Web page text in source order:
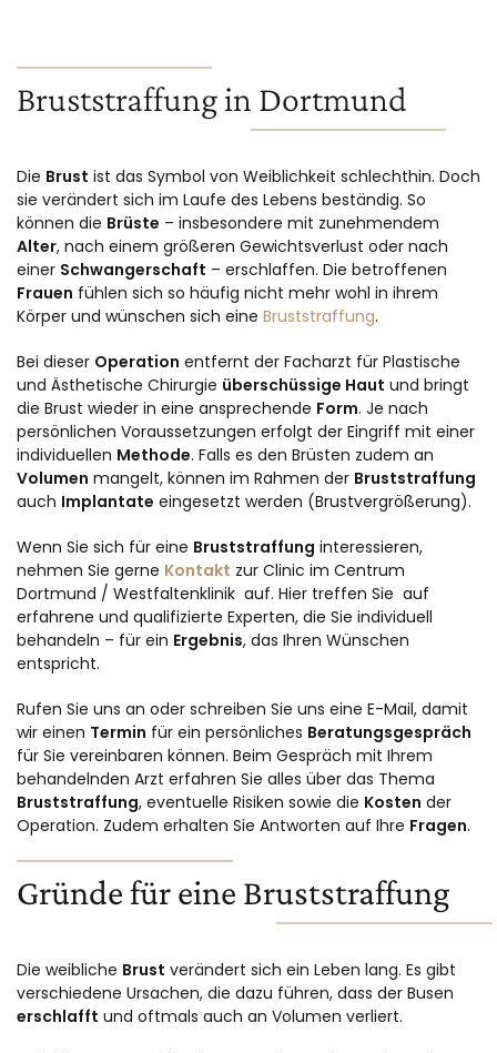
Bruststraffung in Dortmund
Die Brust ist das Symbol von Weiblichkeit schlechthin. Doch
sie verändert sich im Laufe des Lebens beständig. So
können die Brüste – insbesondere mit zunehmendem
Alter, nach einem größeren Gewichtsverlust oder nach
einer Schwangerschaft – erschlaffen. Die betroffenen
Frauen fühlen sich so häufig nicht mehr wohl in ihrem
Körper und wünschen sich eine Bruststraffung.
Bei dieser Operation entfernt der Facharzt für Plastische
und Ästhetische Chirurgie überschüssige Haut und bringt
die Brust wieder in eine ansprechende Form. Je nach
persönlichen Voraussetzungen erfolgt der Eingriff mit einer
individuellen Methode. Falls es den Brüsten zudem an
Volumen mangelt, können im Rahmen der Bruststraffung
auch Implantate eingesetzt werden (Brustvergrößerung).
Wenn Sie sich für eine Bruststraffung interessieren,
nehmen Sie gerne Kontakt zur Clinic im Centrum
Dortmund / Westfaltenklinik auf. Hier treffen Sie auf
erfahrene und qualifizierte Experten, die Sie individuell
behandeln – für ein Ergebnis, das Ihren Wünschen
entspricht.
Rufen Sie uns an oder schreiben Sie uns eine E-Mail, damit
wir einen Termin für ein persönliches Beratungsgespräch
für Sie vereinbaren können. Beim Gespräch mit Ihrem
behandelnden Arzt erfahren Sie alles über das Thema
Bruststraffung, eventuelle Risiken sowie die Kosten der
Operation. Zudem erhalten Sie Antworten auf Ihre Fragen.
Gründe für eine Bruststraffung
Die weibliche Brust verändert sich ein Leben lang. Es gibt
verschiedene Ursachen, die dazu führen, dass der Busen
erschlafft und oftmals auch an Volumen verliert.